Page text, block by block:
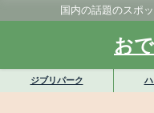
国内の話題のスポ
お
ジブリパーク